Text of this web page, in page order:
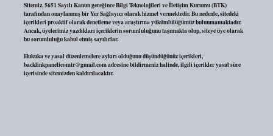
Sitemiz, 5651 Sayılı Kanun gereğince Bilgi Teknolojileri ve İletişim Kurumu (BTK)
tarafından onaylanmış bir Yer Sağlayıcı olarak hizmet vermektedir. Bu nedenle, sitedeki
içerikleri proaktif olarak denetleme veya araştırma yükümlülüğümüz bulunmamaktadır.
Ancak, üyelerimiz yazdıkları içeriklerin sorumluluğunu taşımakta olup, siteye üye olarak
bu sorumluluğu kabul etmiş sayılırlar.
Hukuka ve yasal düzenlemelere aykırı olduğunu düşündüğünüz içerikleri,
backlinkpanelicomtr@gmail.comadresine bildirmeniz halinde, ilgili içerikler yasal süre
içerisinde sitemizden kaldırılacaktır.